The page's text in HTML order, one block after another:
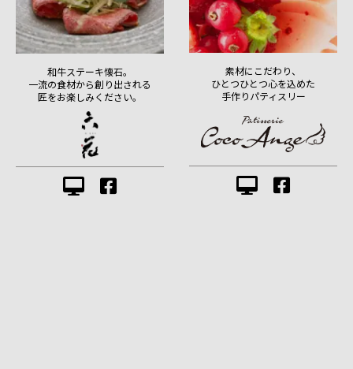
和牛ステーキ懐石。
一流の食材から創り出される
匠をお楽しみください。
素材にこだわり、
ひとつひとつ心を込めた
手作りパティスリー